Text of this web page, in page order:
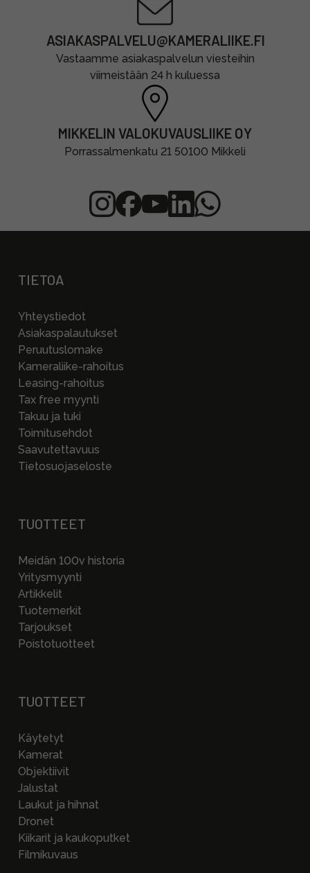
ASIAKASPALVELU@KAMERALIIKE.FI
Vastaamme asiakaspalvelun viesteihin
viimeistään 24 h kuluessa
MIKKELIN VALOKUVAUSLIIKE OY
Porrassalmenkatu 21 50100 Mikkeli
TIETOA
Yhteystiedot
Asiakaspalautukset
Peruutuslomake
Kameraliike-rahoitus
Leasing-rahoitus
Tax free myynti
Takuu ja tuki
Toimitusehdot
Saavutettavuus
Tietosuojaseloste
TUOTTEET
Meidän 100v historia
Yritysmyynti
Artikkelit
Tuotemerkit
Tarjoukset
Poistotuotteet
TUOTTEET
Käytetyt
Kamerat
Objektiivit
Jalustat
Laukut ja hihnat
Dronet
Kiikarit ja kaukoputket
Filmikuvaus